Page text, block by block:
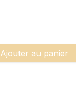
Ajouter au panier